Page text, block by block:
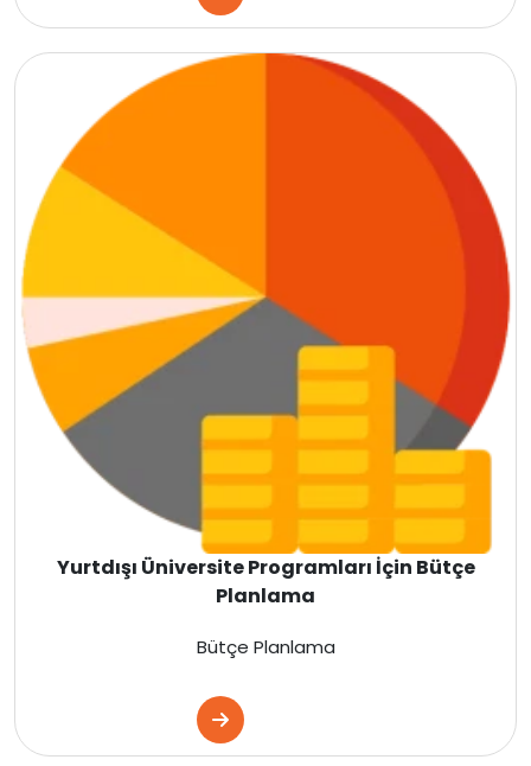
İspanya
Almanya
Çin
Gürcistan
Litvanya
Yurtdışı Üniversite Programları İçin Bütçe
Planlama
Bütçe Planlama